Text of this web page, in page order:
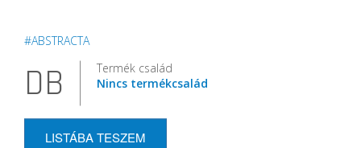
#ABSTRACTA
DB
Termék család
Nincs termékcsalád
LISTÁBA TESZEM